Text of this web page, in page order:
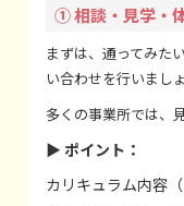
① 相談・見学・
まずは、通ってみた
い合わせを行いましょ
多くの事業所では、
▶ ポイント：
カリキュラム内容